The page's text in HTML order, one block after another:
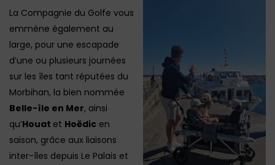
La Compagnie du Golfe vous
emmène également au
large, pour une escapade
d’une ou plusieurs journées
sur les îles tant réputées du
Morbihan, la bien nommée
Belle-île en Mer, ainsi
qu’Houat et Hoëdic en
saison, grâce aux liaisons
inter-îles depuis Le Palais et